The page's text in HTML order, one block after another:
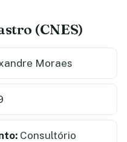
(CNES)
Moraes
Consultório